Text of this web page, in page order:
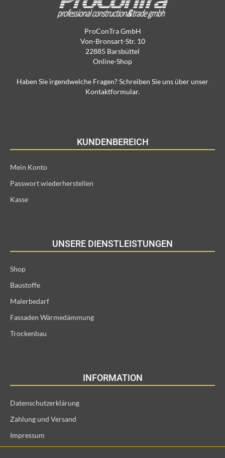
ProConTra GmbH
Von-Bronsart-Str. 10
22885 Barsbüttel
Online-Shop
Haben Sie irgendwelche Fragen? Schreiben Sie uns über unser
Kontaktformular.
KUNDENBEREICH
Mein Konto
Passwort wiederherstellen
Kasse
UNSERE DIENSTLEISTUNGEN
Shop
Baustoffe
Malerbedarf
Fassaden Wärmedämmung
Trockenbau
INFORMATION
Datenschutzerklärung
Zahlung und Versand
Impressum